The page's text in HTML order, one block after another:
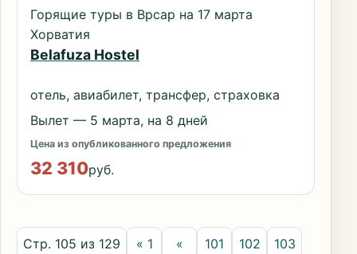
Горящие туры в Врсар на 17 марта
Хорватия
Belafuza Hostel
отель, авиабилет, трансфер, страховка
Вылет — 5 марта, на 8 дней
Цена из опубликованного предложения
32 310руб.
Стр. 105 из 129 « 1 « 101 102 103